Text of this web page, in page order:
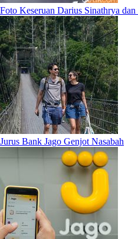
Foto Keseruan Darius Sinathrya
Jurus Bank Jago Genjot Nasabah